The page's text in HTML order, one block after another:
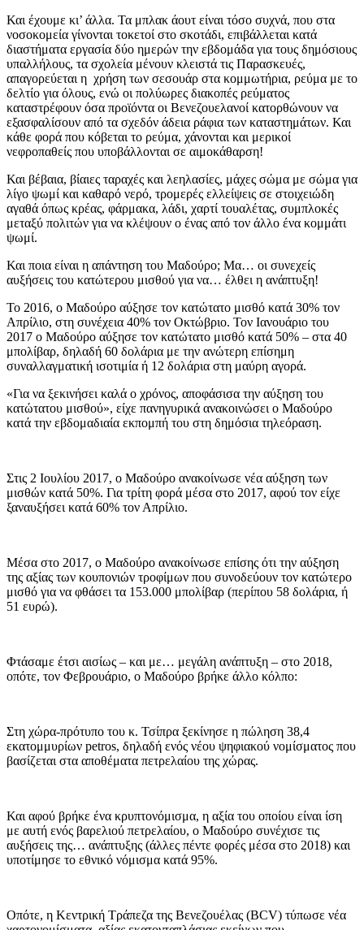
Και έχουμε κι’ άλλα. Τα μπλακ άουτ είναι τόσο συχνά, που στα
νοσοκομεία γίνονται τοκετοί στο σκοτάδι, επιβάλλεται κατά
διαστήματα εργασία δύο ημερών την εβδομάδα για τους δημόσιους
υπαλλήλους, τα σχολεία μένουν κλειστά τις Παρασκευές,
απαγορεύεται η χρήση των σεσουάρ στα κομμωτήρια, ρεύμα με το
δελτίο για όλους, ενώ οι πολύωρες διακοπές ρεύματος
καταστρέφουν όσα προϊόντα οι Βενεζουελανοί κατορθώνουν να
εξασφαλίσουν από τα σχεδόν άδεια ράφια των καταστημάτων. Και
κάθε φορά που κόβεται το ρεύμα, χάνονται και μερικοί
νεφροπαθείς που υποβάλλονται σε αιμοκάθαρση!
Και βέβαια, βίαιες ταραχές και λεηλασίες, μάχες σώμα με σώμα για
λίγο ψωμί και καθαρό νερό, τρομερές ελλείψεις σε στοιχειώδη
αγαθά όπως κρέας, φάρμακα, λάδι, χαρτί τουαλέτας, συμπλοκές
μεταξύ πολιτών για να κλέψουν ο ένας από τον άλλο ένα κομμάτι
ψωμί.
Και ποια είναι η απάντηση του Μαδούρο; Μα… οι συνεχείς
αυξήσεις του κατώτερου μισθού για να… έλθει η ανάπτυξη!
Το 2016, ο Μαδούρο αύξησε τον κατώτατο μισθό κατά 30% τον
Απρίλιο, στη συνέχεια 40% τον Οκτώβριο. Τον Ιανουάριο του
2017 ο Μαδούρο αύξησε τον κατώτατο μισθό κατά 50% – στα 40
μπολίβαρ, δηλαδή 60 δολάρια με την ανώτερη επίσημη
συναλλαγματική ισοτιμία ή 12 δολάρια στη μαύρη αγορά.
«Για να ξεκινήσει καλά ο χρόνος, αποφάσισα την αύξηση του
κατώτατου μισθού», είχε πανηγυρικά ανακοινώσει ο Μαδούρο
κατά την εβδομαδιαία εκπομπή του στη δημόσια τηλεόραση.
Στις 2 Ιουλίου 2017, ο Μαδούρο ανακοίνωσε νέα αύξηση των
μισθών κατά 50%. Για τρίτη φορά μέσα στο 2017, αφού τον είχε
ξαναυξήσει κατά 60% τον Απρίλιο.
Μέσα στο 2017, ο Μαδούρο ανακοίνωσε επίσης ότι την αύξηση
της αξίας των κουπονιών τροφίμων που συνοδεύουν τον κατώτερο
μισθό για να φθάσει τα 153.000 μπολίβαρ (περίπου 58 δολάρια, ή
51 ευρώ).
Φτάσαμε έτσι αισίως – και με… μεγάλη ανάπτυξη – στο 2018,
οπότε, τον Φεβρουάριο, ο Μαδούρο βρήκε άλλο κόλπο:
Στη χώρα-πρότυπο του κ. Τσίπρα ξεκίνησε η πώληση 38,4
εκατομμυρίων petros, δηλαδή ενός νέου ψηφιακού νομίσματος που
βασίζεται στα αποθέματα πετρελαίου της χώρας.
Και αφού βρήκε ένα κρυπτονόμισμα, η αξία του οποίου είναι ίση
με αυτή ενός βαρελιού πετρελαίου, ο Μαδούρο συνέχισε τις
αυξήσεις της… ανάπτυξης (άλλες πέντε φορές μέσα στο 2018) και
υποτίμησε το εθνικό νόμισμα κατά 95%.
Οπότε, η Κεντρική Τράπεζα της Βενεζουέλας (BCV) τύπωσε νέα